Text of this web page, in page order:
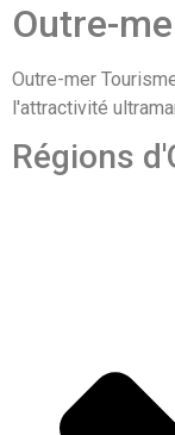
Outre-
Outre-mer
l'attractivité
Régions